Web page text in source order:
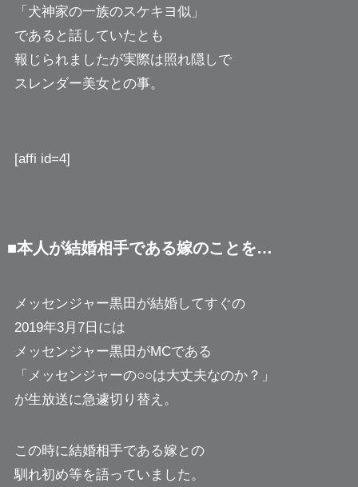
「犬神家の一族のスケキヨ似」
であると話していたとも
報じられましたが実際は照れ隠しで
スレンダー美女との事。
[affi id=4]
■本人が結婚相手である嫁のことを…
メッセンジャー黒田が結婚してすぐの
2019年3月7日には
メッセンジャー黒田がMCである
「メッセンジャーの○○は大丈夫なのか？」
が生放送に急遽切り替え。
この時に結婚相手である嫁との
馴れ初め等を語っていました。